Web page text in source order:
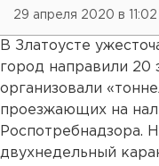
29 апреля 2020 в 11:02
В Златоусте
город направили
организовали
проезжающих на
Роспотребнадзора.
двухнедельный